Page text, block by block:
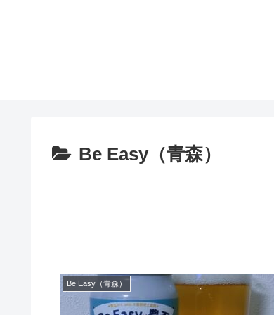
Be Easy（青森）
Be Easy（青森）